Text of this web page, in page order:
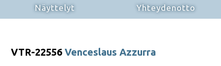
Näyttelyt
Yhteydenotto
VTR-22556Venceslaus Azzurra